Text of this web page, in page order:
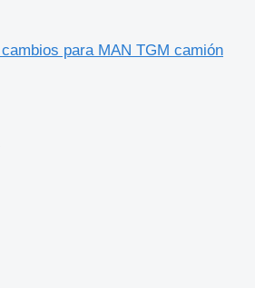
para MAN TGM camión